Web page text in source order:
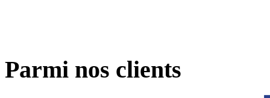
Parmi nos clients